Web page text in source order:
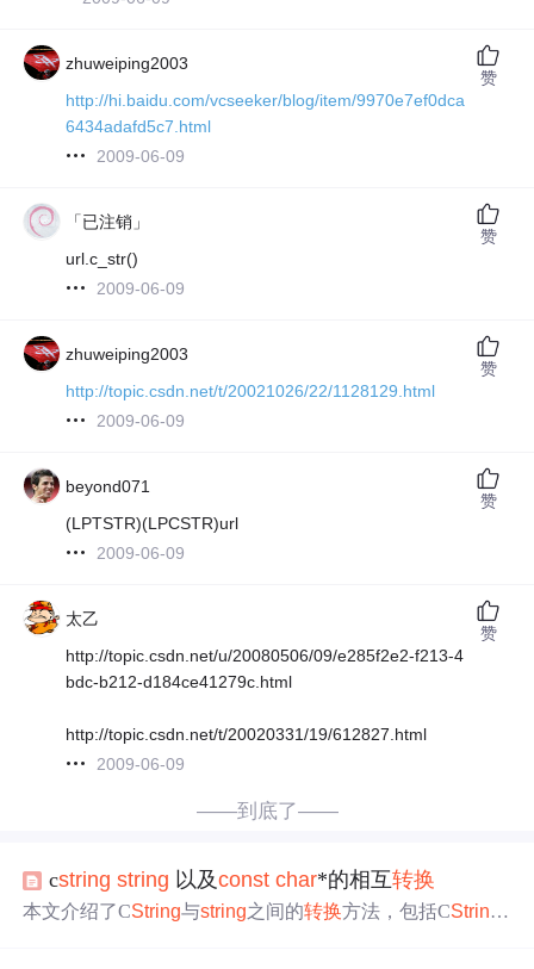
zhuweiping2003
http://hi.baidu.com/vcseeker/blog/item/9970e7ef0dca
6434adafd5c7.html
2009-06-09
赞
「已注销」
url.c_str()
2009-06-09
赞
zhuweiping2003
http://topic.csdn.net/t/20021026/22/1128129.html
2009-06-09
赞
beyond071
(LPTSTR)(LPCSTR)url
2009-06-09
赞
太乙
http://topic.csdn.net/u/20080506/09/e285f2e2-f213-4
bdc-b212-d184ce41279c.html
http://topic.csdn.net/t/20020331/19/612827.html
2009-06-09
赞
——到底了——
cstring string 以及const char*的相互转换
本文介绍了CString与string之间的转换方法，包括CString